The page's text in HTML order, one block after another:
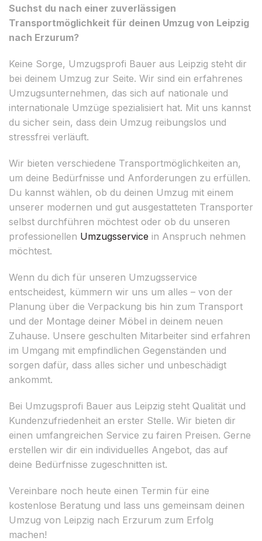
Suchst du nach einer zuverlässigen
Transportmöglichkeit für deinen Umzug von Leipzig
nach Erzurum?
Keine Sorge, Umzugsprofi Bauer aus Leipzig steht dir
bei deinem Umzug zur Seite. Wir sind ein erfahrenes
Umzugsunternehmen, das sich auf nationale und
internationale Umzüge spezialisiert hat. Mit uns kannst
du sicher sein, dass dein Umzug reibungslos und
stressfrei verläuft.
Wir bieten verschiedene Transportmöglichkeiten an,
um deine Bedürfnisse und Anforderungen zu erfüllen.
Du kannst wählen, ob du deinen Umzug mit einem
unserer modernen und gut ausgestatteten Transporter
selbst durchführen möchtest oder ob du unseren
professionellen Umzugsservice in Anspruch nehmen
möchtest.
Wenn du dich für unseren Umzugsservice
entscheidest, kümmern wir uns um alles – von der
Planung über die Verpackung bis hin zum Transport
und der Montage deiner Möbel in deinem neuen
Zuhause. Unsere geschulten Mitarbeiter sind erfahren
im Umgang mit empfindlichen Gegenständen und
sorgen dafür, dass alles sicher und unbeschädigt
ankommt.
Bei Umzugsprofi Bauer aus Leipzig steht Qualität und
Kundenzufriedenheit an erster Stelle. Wir bieten dir
einen umfangreichen Service zu fairen Preisen. Gerne
erstellen wir dir ein individuelles Angebot, das auf
deine Bedürfnisse zugeschnitten ist.
Vereinbare noch heute einen Termin für eine
kostenlose Beratung und lass uns gemeinsam deinen
Umzug von Leipzig nach Erzurum zum Erfolg
machen!